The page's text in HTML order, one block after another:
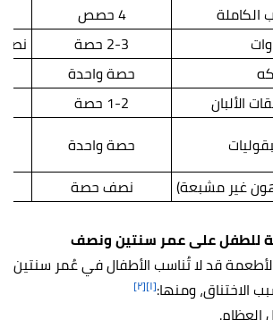
الكاملة
4 حصص
2-3 حصة
حصة واحدة
الألبان
1-2 حصة
حصة واحدة
غير مشبعة)
نصف حصة
للطفل على عمر سنتين ونصف
قد لا تُناسب الأطفال في عُمر سنتين
الاختناق، ومنها:[١] [٢]